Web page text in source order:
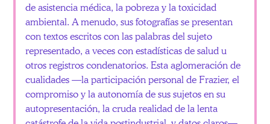
de asistencia médica, la pobreza y la toxicidad
ambiental. A menudo, sus fotografías se presentan
con textos escritos con las palabras del sujeto
representado, a veces con estadísticas de salud u
otros registros condenatorios. Esta aglomeración de
cualidades —la participación personal de Frazier, el
compromiso y la autonomía de sus sujetos en su
autopresentación, la cruda realidad de la lenta